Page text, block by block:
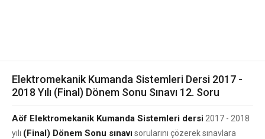
Elektromekanik Kumanda Sistemleri Dersi 2017 -
2018 Yılı (Final) Dönem Sonu Sınavı 12. Soru
Aöf Elektromekanik Kumanda Sistemleri dersi 2017 - 2018
yılı (Final) Dönem Sonu sınavısorularını çözerek sınavlara